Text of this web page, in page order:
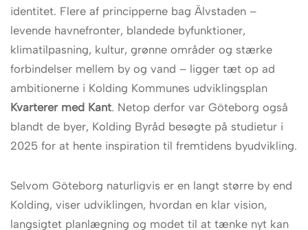
identitet. Flere af principperne bag Älvstaden –
levende havnefronter, blandede byfunktioner,
klimatilpasning, kultur, grønne områder og stærke
forbindelser mellem by og vand – ligger tæt op ad
ambitionerne i Kolding Kommunes udviklingsplan
Kvarterer med Kant. Netop derfor var Göteborg også
blandt de byer, Kolding Byråd besøgte på studietur i
2025 for at hente inspiration til fremtidens byudvikling.
Selvom Göteborg naturligvis er en langt større by end
Kolding, viser udviklingen, hvordan en klar vision,
langsigtet planlægning og modet til at tænke nyt kan